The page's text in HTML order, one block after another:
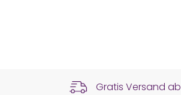
Gratis Versand ab